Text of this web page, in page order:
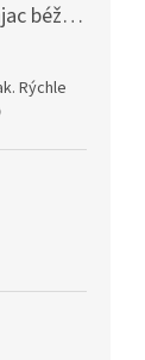
Letný spací vak 70 cm zajac béžový zips na boku
Rýchle